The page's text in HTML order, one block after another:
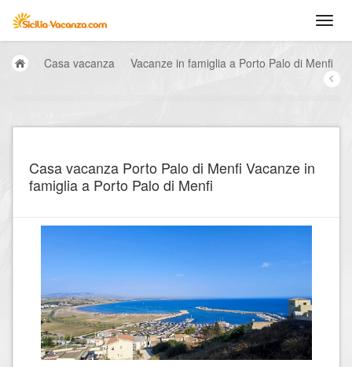
Casa vacanza Vacanze in famiglia a Porto Palo di Menfi
Casa vacanza Porto Palo di Menfi Vacanze in
famiglia a Porto Palo di Menfi